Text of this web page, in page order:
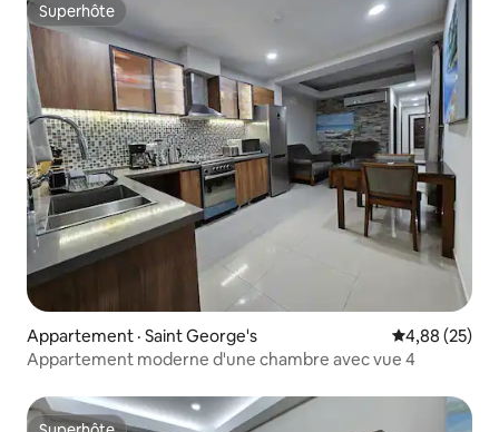
Superhôte
Superhôte
Appartement · Saint George's Note
4,88 (25)
Appartement moderne d'une chambre avec vue 4